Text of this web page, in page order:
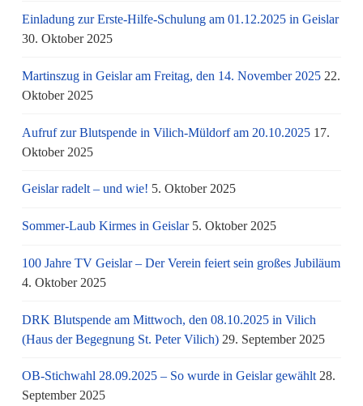
Einladung zur Erste-Hilfe-Schulung am 01.12.2025 in Geislar
30. Oktober 2025
Martinszug in Geislar am Freitag, den 14. November 2025 22.
Oktober 2025
Aufruf zur Blutspende in Vilich-Müldorf am 20.10.2025 17.
Oktober 2025
Geislar radelt – und wie! 5. Oktober 2025
Sommer-Laub Kirmes in Geislar 5. Oktober 2025
100 Jahre TV Geislar – Der Verein feiert sein großes Jubiläum
4. Oktober 2025
DRK Blutspende am Mittwoch, den 08.10.2025 in Vilich
(Haus der Begegnung St. Peter Vilich) 29. September 2025
OB-Stichwahl 28.09.2025 – So wurde in Geislar gewählt 28.
September 2025